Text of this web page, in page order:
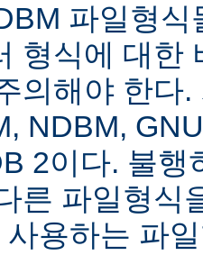
파일형
형식에 대한
의해야 한다
NDBM,
2이다. 불행
른 파일형식
사용하는 파